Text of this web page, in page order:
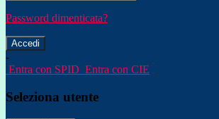
Password dimenticata?
-
Entra con SPID Entra con CIE
Seleziona utente